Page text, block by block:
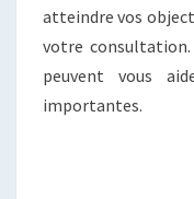
atteindre vos
votre
peuvent vous
importantes.